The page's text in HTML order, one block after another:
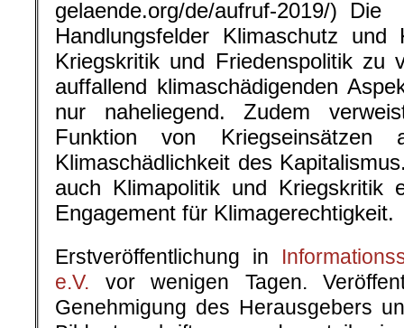
gelaende.org/de/aufruf-
Handlungsfelder Klimaschutz und
Kriegskritik und Friedenspolitik zu
auffallend klimaschädigenden
nur naheliegend. Zudem
Funktion von Kriegseinsätzen
Klimaschädlichkeit des
auch Klimapolitik und Kriegskritik
Engagement für Klimagerechtigkeit.
Erstveröffentlichung in
e.V. vor wenigen Tagen.
Genehmigung des Herausgebers